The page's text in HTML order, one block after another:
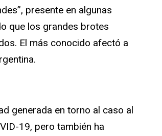
presente en algunas
que los grandes brotes
El más conocido afectó a
generada en torno al caso al
19, pero también ha